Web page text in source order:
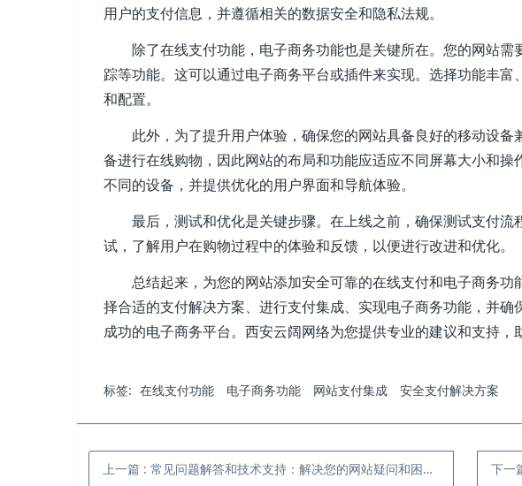
用户的支付信息，并遵循相关的数据安全和隐私法规。
除了在线支付功能，电子商务功能也是关键所在。您的网站
踪等功能。这可以通过电子商务平台或插件来实现。选择功能丰
和配置。
此外，为了提升用户体验，确保您的网站具备良好的移动设
备进行在线购物，因此网站的布局和功能应适应不同屏幕大小和
不同的设备，并提供优化的用户界面和导航体验。
最后，测试和优化是关键步骤。在上线之前，确保测试支付
试，了解用户在购物过程中的体验和反馈，以便进行改进和优化。
总结起来，为您的网站添加安全可靠的在线支付和电子商务
择合适的支付解决方案、进行支付集成、实现电子商务功能，并
成功的电子商务平台。西安云阔网络为您提供专业的建议和支持，
标签: 在线支付功能 电子商务功能 网站支付集成 安全支付解决方案
上一篇 :常见问题解答和技术支持：解决您的网站疑问和困惑 - 西安云阔网络 下一